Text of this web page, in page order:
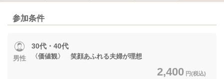
参加条件
男性
30代・40代
〈価値観〉 笑顔あふれる夫婦が理想
2,400 円(税込)